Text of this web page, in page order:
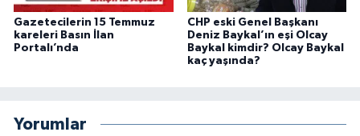
Gazetecilerin 15 Temmuz
kareleri Basın İlan
Portalı’nda
CHP eski Genel Başkanı
Deniz Baykal’ın eşi Olcay
Baykal kimdir? Olcay Baykal
kaç yaşında?
Yorumlar